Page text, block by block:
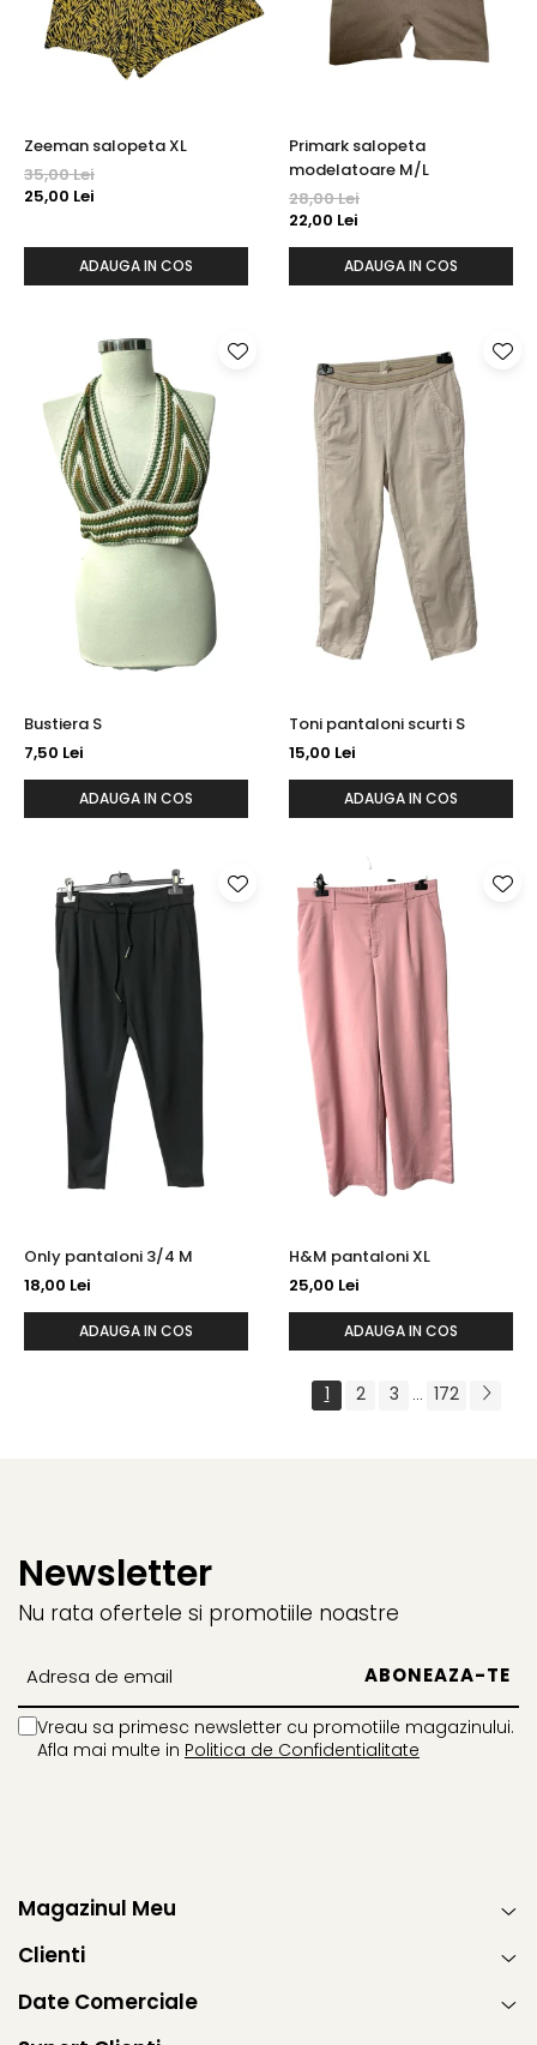
Zeeman salopeta XL
35,00 Lei
25,00 Lei
ADAUGA IN COS
Primark salopeta
modelatoare M/L
28,00 Lei
22,00 Lei
ADAUGA IN COS
Bustiera S
7,50 Lei
ADAUGA IN COS
Toni pantaloni scurti S
15,00 Lei
ADAUGA IN COS
Only pantaloni 3/4 M
18,00 Lei
ADAUGA IN COS
H&M pantaloni XL
25,00 Lei
ADAUGA IN COS
1 2 3 ... 172
Newsletter
Nu rata ofertele si promotiile noastre
Vreau sa primesc newsletter cu promotiile magazinului.
Afla mai multe in Politica de Confidentialitate
Magazinul Meu
Clienti
Date Comerciale